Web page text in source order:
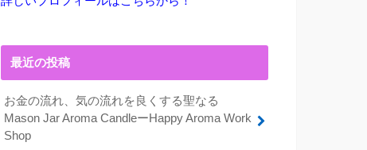
最近の投稿
お金の流れ、気の流れを良くする聖なる
Mason Jar Aroma CandleーHappy Aroma Work
Shop